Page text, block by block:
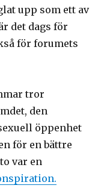
upp som ett av
det dags för
för forumets
tror
den
öppenhet
för en bättre
var en